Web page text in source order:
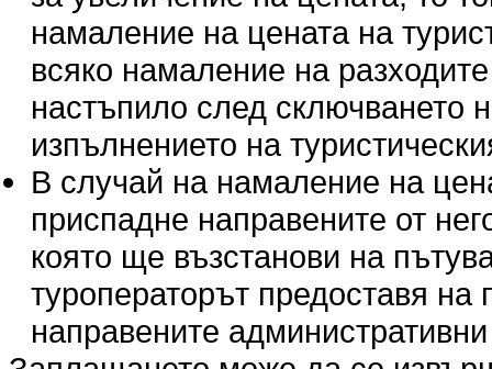
намаление на цената на
всяко намаление на
настъпило след сключването
изпълнението на
В случай на намаление на
приспадне направените от
която ще възстанови на
туроператорът предоставя на
направените